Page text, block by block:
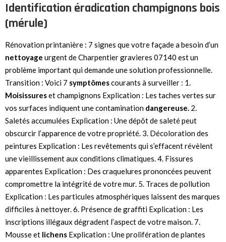
Identification éradication champignons bois
(mérule)
Rénovation printanière : 7 signes que votre façade a besoin d’un
nettoyage urgent de Charpentier gravieres 07140 est un
problème important qui demande une solution professionnelle.
Transition : Voici 7 symptômescourants à surveiller : 1.
Moisissureset champignons Explication : Les taches vertes sur
vos surfaces indiquent une contamination dangereuse. 2.
Saletés accumulées Explication : Une dépôt de saleté peut
obscurcir l’apparence de votre propriété. 3. Décoloration des
peintures Explication : Les revêtements qui s’effacent révèlent
une vieillissement aux conditions climatiques. 4. Fissures
apparentes Explication : Des craquelures prononcées peuvent
compromettre la intégrité de votre mur. 5. Traces de pollution
Explication : Les particules atmosphériques laissent des marques
difficiles à nettoyer. 6. Présence de graffiti Explication : Les
inscriptions illégaux dégradent l’aspect de votre maison. 7.
Mousse et lichens Explication : Une prolifération de plantes